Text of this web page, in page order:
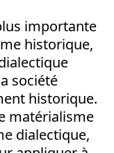
importante
historique,
société
historique.
matérialisme
dialectique,